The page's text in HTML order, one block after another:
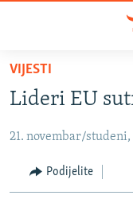
Pređite
glavni
Pređite
VIJESTI
SRBIJA
KOSOVO
VIJESTI
Lideri EU
21. novembar/studeni,
Podijelite